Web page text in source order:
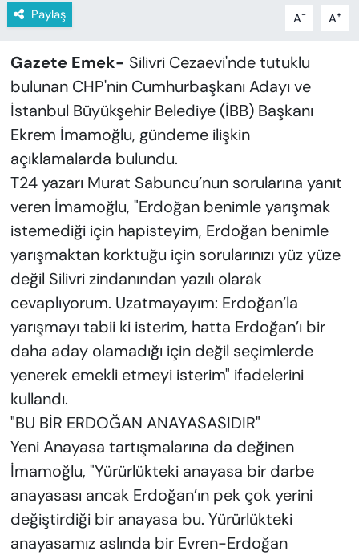
Paylaş A- A+
Gazete Emek- Silivri Cezaevi'nde tutuklu
bulunan CHP'nin Cumhurbaşkanı Adayı ve
İstanbul Büyükşehir Belediye (İBB) Başkanı
Ekrem İmamoğlu, gündeme ilişkin
açıklamalarda bulundu.
T24 yazarı Murat Sabuncu’nun sorularına yanıt
veren İmamoğlu, "Erdoğan benimle yarışmak
istemediği için hapisteyim, Erdoğan benimle
yarışmaktan korktuğu için sorularınızı yüz yüze
değil Silivri zindanından yazılı olarak
cevaplıyorum. Uzatmayayım: Erdoğan’la
yarışmayı tabii ki isterim, hatta Erdoğan’ı bir
daha aday olamadığı için değil seçimlerde
yenerek emekli etmeyi isterim" ifadelerini
kullandı.
"BU BİR ERDOĞAN ANAYASASIDIR"
Yeni Anayasa tartışmalarına da değinen
İmamoğlu, "Yürürlükteki anayasa bir darbe
anayasası ancak Erdoğan’ın pek çok yerini
değiştirdiği bir anayasa bu. Yürürlükteki
anayasamız aslında bir Evren-Erdoğan
VAN VE DİYARBAKIR HABERLERİ